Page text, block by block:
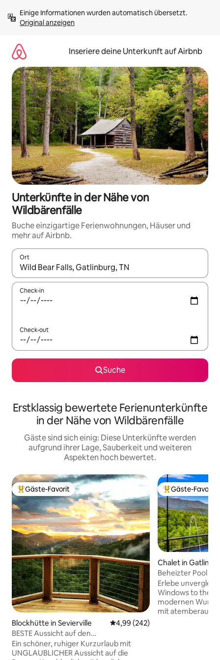
Inhalten
springenOriginal anzeigen
Inseriere deine Unterkunft auf Airbnb
Unterkünfte in der Nähe von
Wildbärenfälle
Buche einzigartige Ferienwohnungen, Häuser und
mehr auf Airbnb.
Ort
Wenn Ergebnisse verfügbar sind, navigiere mit den
Check-in
Check-out
Suche
Erstklassig bewertete Ferienunterkünfte
in der Nähe von Wildbärenfälle
Gäste sind sich einig: Diese Unterkünfte werden
aufgrund ihrer Lage, Sauberkeit und weiteren
Aspekten hoch bewertet.
Beliebter Gäste-Favorit.
Gäste-Favorit
Blockhütte in Sevierville Durchschnittliche Bewertung:
4,99 (242)
BESTE Aussicht auf den
Sonnenuntergang / Romantisch /
Massagestuhl!
Ein schöner, ruhiger Kurzurlaub mit
UNGLAUBLICHER Aussicht auf die
Beliebter Gäste-
Gäste-Favorit
Chalet in
Beheizter Pool
Feuerstelle -
Erlebe
Windows to the
modernen
mit